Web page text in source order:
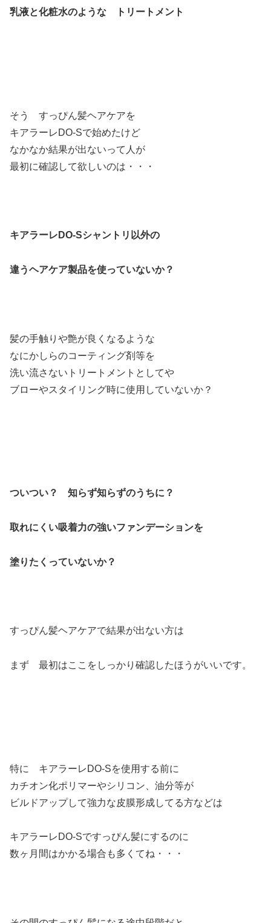
乳液と化粧水のような トリートメント
そう すっぴん髪ヘアケアを
キアラーレDO-Sで始めたけど
なかなか結果が出ないって人が
最初に確認して欲しいのは・・・
キアラーレDO-Sシャントリ以外の
違うヘアケア製品を使っていないか？
髪の手触りや艶が良くなるような
なにかしらのコーティング剤等を
洗い流さないトリートメントとしてや
ブローやスタイリング時に使用していないか？
ついつい？ 知らず知らずのうちに？
取れにくい吸着力の強いファンデーションを
塗りたくっていないか？
すっぴん髪ヘアケアで結果が出ない方は
まず 最初はここをしっかり確認したほうがいいです。
特に キアラーレDO-Sを使用する前に
カチオン化ポリマーやシリコン、油分等が
ビルドアップして強力な皮膜形成してる方などは
キアラーレDO-Sですっぴん髪にするのに
数ヶ月間はかかる場合も多くてね・・・